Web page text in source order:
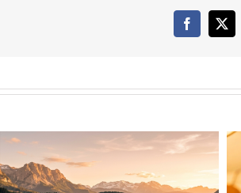
Facebook
X